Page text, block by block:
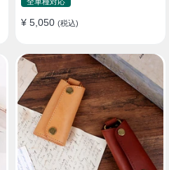
¥ 5,050 (税込)